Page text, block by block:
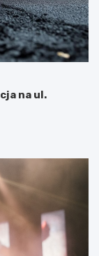
na ul.